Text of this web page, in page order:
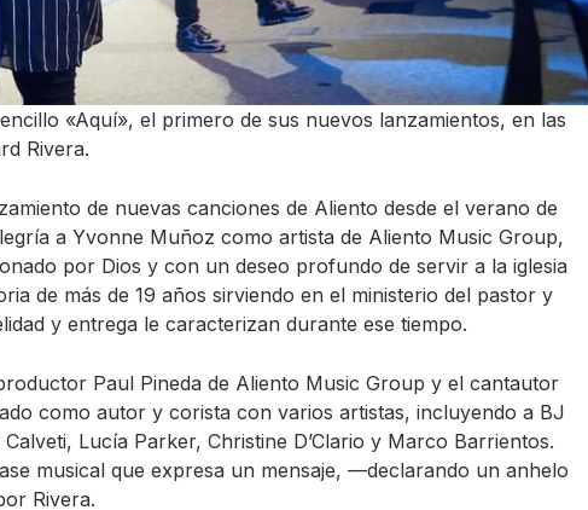
«Aquí», el primero de sus nuevos lanzamientos, en las
Rivera.
de nuevas canciones de Aliento desde el verano de
a Yvonne Muñoz como artista de Aliento Music Group,
por Dios y con un deseo profundo de servir a la iglesia
de más de 19 años sirviendo en el ministerio del pastor y
y entrega le caracterizan durante ese tiempo.
Paul Pineda de Aliento Music Group y el cantautor
como autor y corista con varios artistas, incluyendo a BJ
Lucía Parker, Christine D’Clario y Marco Barrientos.
musical que expresa un mensaje, —declarando un anhelo
Rivera.